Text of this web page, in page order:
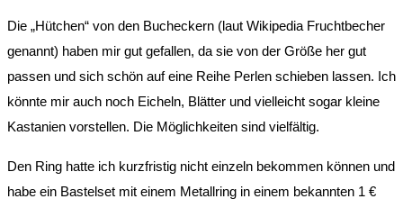
Die „Hütchen“ von den Bucheckern (laut Wikipedia Fruchtbecher
genannt) haben mir gut gefallen, da sie von der Größe her gut
passen und sich schön auf eine Reihe Perlen schieben lassen. Ich
könnte mir auch noch Eicheln, Blätter und vielleicht sogar kleine
Kastanien vorstellen. Die Möglichkeiten sind vielfältig.
Den Ring hatte ich kurzfristig nicht einzeln bekommen können und
habe ein Bastelset mit einem Metallring in einem bekannten 1 €